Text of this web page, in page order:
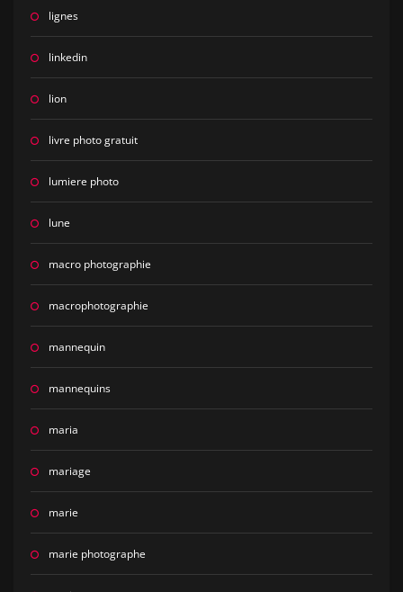
lignes
linkedin
lion
livre photo gratuit
lumiere photo
lune
macro photographie
macrophotographie
mannequin
mannequins
maria
mariage
marie
marie photographe